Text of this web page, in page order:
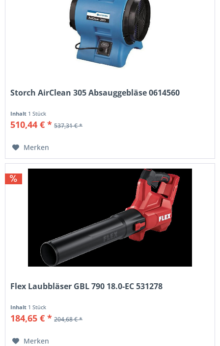
Storch AirClean 305 Absauggebläse 0614560
Inhalt 1 Stück
510,44 € * 537,31 € *
Merken
Flex Laubbläser GBL 790 18.0-EC 531278
Inhalt 1 Stück
184,65 € * 204,68 € *
Merken